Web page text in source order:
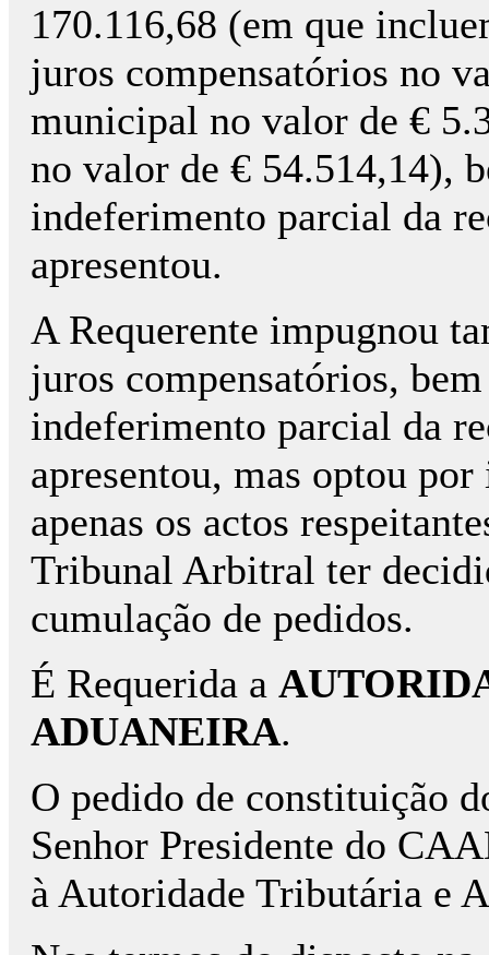
170.116,68 (em que
juros compensatórios no
municipal no valor de €
no valor de € 54.514,14),
indeferimento parcial da
apresentou.
A Requerente impugnou
juros compensatórios,
indeferimento parcial da
apresentou, mas optou
apenas os actos
Tribunal Arbitral ter
cumulação de pedidos.
É Requerida a
ADUANEIRA.
O pedido de constituição
Senhor Presidente do
à Autoridade Tributária e